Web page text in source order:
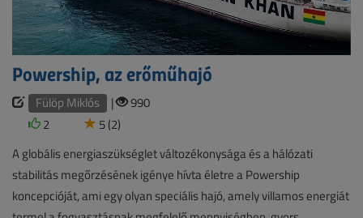
Powership, az erőműhajó
Fülöp Miklós |
990
2
5 (2)
A globális energiaszükséglet változékonysága és a hálózati
stabilitás megőrzésének igénye hívta életre a Powership
koncepcióját, ami egy olyan speciális hajó, amely villamos energiát